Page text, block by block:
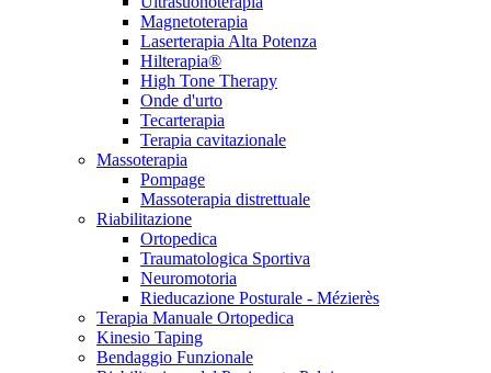
Magnetoterapia
Laserterapia Alta Potenza
Hilterapia®
High Tone Therapy
Onde d'urto
Tecarterapia
Terapia cavitazionale
Massoterapia
Pompage
Massoterapia distrettuale
Riabilitazione
Ortopedica
Traumatologica Sportiva
Neuromotoria
Rieducazione Posturale - Mézierès
Terapia Manuale Ortopedica
Kinesio Taping
Bendaggio Funzionale